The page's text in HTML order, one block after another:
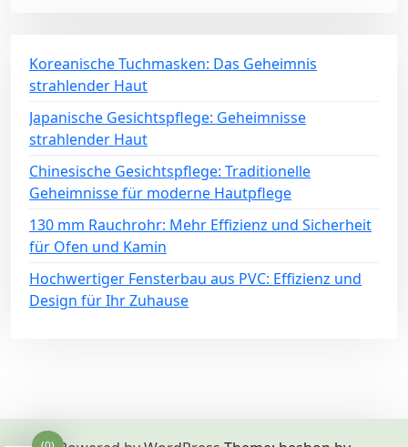
Koreanische Tuchmasken: Das Geheimnis
strahlender Haut
Japanische Gesichtspflege: Geheimnisse
strahlender Haut
Chinesische Gesichtspflege: Traditionelle
Geheimnisse für moderne Hautpflege
130 mm Rauchrohr: Mehr Effizienz und Sicherheit
für Ofen und Kamin
Hochwertiger Fensterbau aus PVC: Effizienz und
Design für Ihr Zuhause